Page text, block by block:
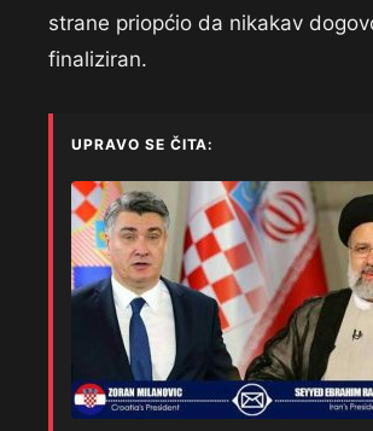
strane priopćio da nikakav
finaliziran.
UPRAVO SE ČITA: